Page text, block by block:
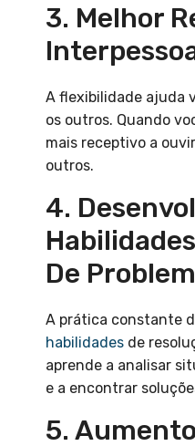
3. Melhor
A flexibilidade ajuda
os outros. Quando
mais receptivo a
outros.
4.
De
A prática constante
habilidades de
aprende a analisar
e a encontrar
5.